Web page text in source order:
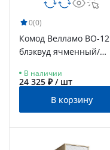
0(0)
Комод Велламо ВО-12
блэквуд ячменный/
В наличии
24 325 ₽ / шт
В корзину